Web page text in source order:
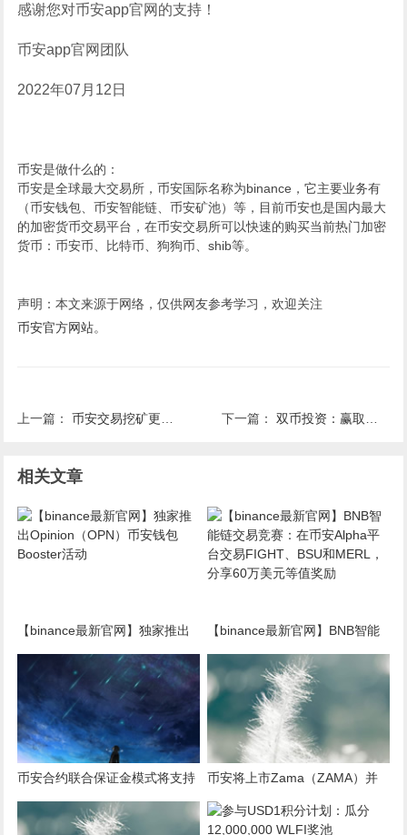
感谢您对币安app官网的支持！
币安app官网团队
2022年07月12日
币安是做什么的：
币安是全球最大交易所，币安国际名称为binance，它主要业务有
（币安钱包、币安智能链、币安矿池）等，目前币安也是国内最大
的加密货币交易平台，在币安交易所可以快速的购买当前热门加密
货币：币安币、比特币、狗狗币、shib等。
声明：本文来源于网络，仅供网友参考学习，欢迎关注
币安官方网站。
上一篇：币安交易挖矿更新BTC流动性交易池手续费返还比例 下一篇：双币投资：赢取高达8 BUSD代金券
相关文章
【binance最新官网】独家推出
Opinion（OPN）币安钱包
Booster活动
【binance最新官网】BNB智能
链交易竞赛：在币安Alpha平台
交易FIGHT、BSU和MERL，分
享60万美元等值奖励
币安合约联合保证金模式将支持
United Stables (U)
币安将上市Zama（ZAMA）并
为其添加种子标签